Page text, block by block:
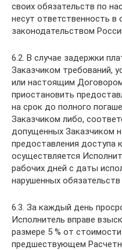
своих обязательств по
несут ответственность
законодательством
6.2. В случае задержки
Заказчиком требований,
или настоящим
приостановить
на срок до полного
Заказчиком либо,
допущенных Заказчиком
предоставления доступа
осуществляется
рабочих дней с даты
нарушенных
6.3. За каждый день
Исполнитель вправе
размере 5 % от
предшествующем